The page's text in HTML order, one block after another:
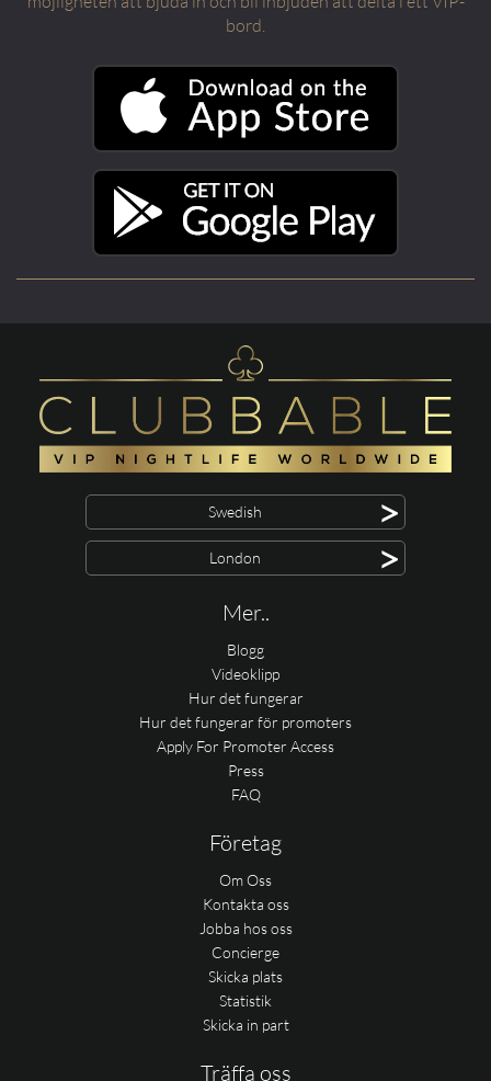
bord.
Swedish >
London >
Mer..
Blogg
Videoklipp
Hur det fungerar
Hur det fungerar för promoters
Apply For Promoter Access
Press
FAQ
Företag
Om Oss
Kontakta oss
Jobba hos oss
Concierge
Skicka plats
Statistik
Skicka in part
Träffa oss